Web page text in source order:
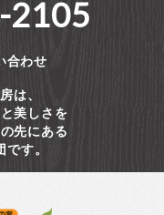
2105
合わせ
は、
美しさを
先にある
す。